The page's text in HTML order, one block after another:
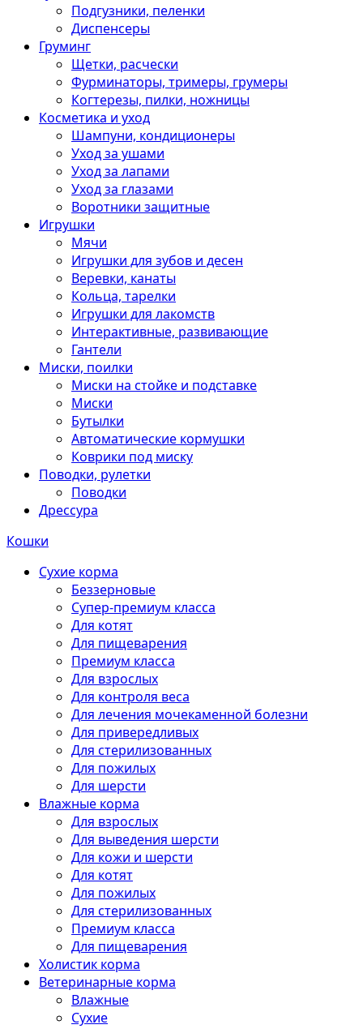
Подгузники, пеленки
Диспенсеры
Груминг
Щетки, расчески
Фурминаторы, тримеры, грумеры
Когтерезы, пилки, ножницы
Косметика и уход
Шампуни, кондиционеры
Уход за ушами
Уход за лапами
Уход за глазами
Воротники защитные
Игрушки
Мячи
Игрушки для зубов и десен
Веревки, канаты
Кольца, тарелки
Игрушки для лакомств
Интерактивные, развивающие
Гантели
Миски, поилки
Миски на стойке и подставке
Миски
Бутылки
Автоматические кормушки
Коврики под миску
Поводки, рулетки
Поводки
Дрессура
Кошки
Сухие корма
Беззерновые
Супер-премиум класса
Для котят
Для пищеварения
Премиум класса
Для взрослых
Для контроля веса
Для лечения мочекаменной болезни
Для привередливых
Для стерилизованных
Для пожилых
Для шерсти
Влажные корма
Для взрослых
Для выведения шерсти
Для кожи и шерсти
Для котят
Для пожилых
Для стерилизованных
Премиум класса
Для пищеварения
Холистик корма
Ветеринарные корма
Влажные
Сухие